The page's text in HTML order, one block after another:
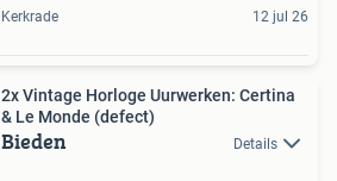
Kerkrade 12 jul 26
2x Vintage Horloge Uurwerken: Certina
& Le Monde (defect)
Bieden Details